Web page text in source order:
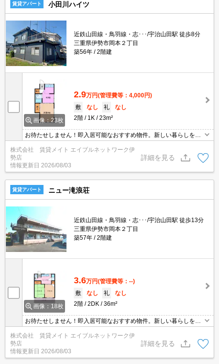
賃貸アパート 小田川ハイツ
近鉄山田線・鳥羽線・志･･･/宇治山田駅 徒歩8分
三重県伊勢市岡本２丁目
築56年
2階建
画像：23枚
2.9万円(管理費等：4,000円)
敷
なし 礼
なし
2階
1K 23m²
お待たせしません！即入居可能なおすすめ物件。新しい暮らしをす
ぐにスタートできるチャンス！まずはお問い合わせください♪
株式会社 賃貸メイト エイブルネットワーク伊
勢店
情報更新日 2026/08/03
詳細を見る
賃貸アパート ニュー滝浪荘
近鉄山田線・鳥羽線・志･･･/宇治山田駅 徒歩13分
三重県伊勢市岡本２丁目
築57年
2階建
画像：18枚
3.6万円(管理費等：--)
敷
なし 礼
なし
2階
2DK 36m²
お待たせしません！即入居可能なおすすめ物件。新しい暮らしをす
ぐにスタートできるチャンス！まずはお問い合わせください♪
株式会社 賃貸メイト エイブルネットワーク伊
勢店
情報更新日 2026/08/03
詳細を見る